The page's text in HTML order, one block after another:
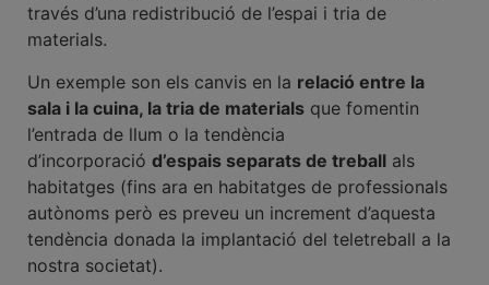
través d’una redistribució de l’espai i tria de
materials.
Un exemple son els canvis en la relació entre la
sala i la cuina, la tria de materials que fomentin
l’entrada de llum o la tendència
d’incorporació d’espais separats de treball als
habitatges (fins ara en habitatges de professionals
autònoms però es preveu un increment d’aquesta
tendència donada la implantació del teletreball a la
nostra societat).